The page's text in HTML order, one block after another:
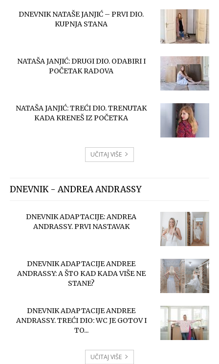
DNEVNIK NATAŠE JANJIĆ – PRVI DIO.
KUPNJA STANA
NATAŠA JANJIĆ: DRUGI DIO. ODABIRI I
POČETAK RADOVA
NATAŠA JANJIĆ: TREĆI DIO. TRENUTAK
KADA KRENEŠ IZ POČETKA
UČITAJ VIŠE
DNEVNIK - ANDREA ANDRASSY
DNEVNIK ADAPTACIJE: ANDREA
ANDRASSY. PRVI NASTAVAK
DNEVNIK ADAPTACIJE ANDREE
ANDRASSY: A ŠTO KAD KADA VIŠE NE
STANE?
DNEVNIK ADAPTACIJE ANDREE
ANDRASSY. TREĆI DIO: WC JE GOTOV I
TO...
UČITAJ VIŠE